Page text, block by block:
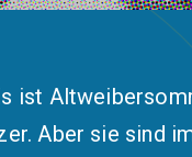
ist
Aber sie sind